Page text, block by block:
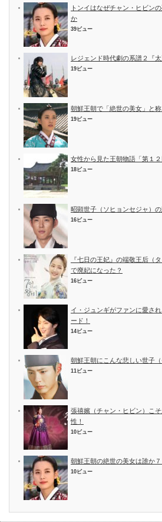
トンイはなぜチャン・ヒビン
か
39ビュー
レジェンド時代劇の系譜２『太
19ビュー
朝鮮王朝で「絶世の美女」と
19ビュー
女性から見た王朝物語「第１２
18ビュー
昭顕世子（ソヒョンセジャ）
16ビュー
『七日の王妃』の端敬王后（
で廃妃になった？
16ビュー
イ・ジュンギがファンに愛さ
ード！
14ビュー
朝鮮王朝にこんな悲しい世子
11ビュー
張禧嬪（チャン・ヒビン）こ
性！
10ビュー
朝鮮王朝の絶世の美女は誰か７
10ビュー